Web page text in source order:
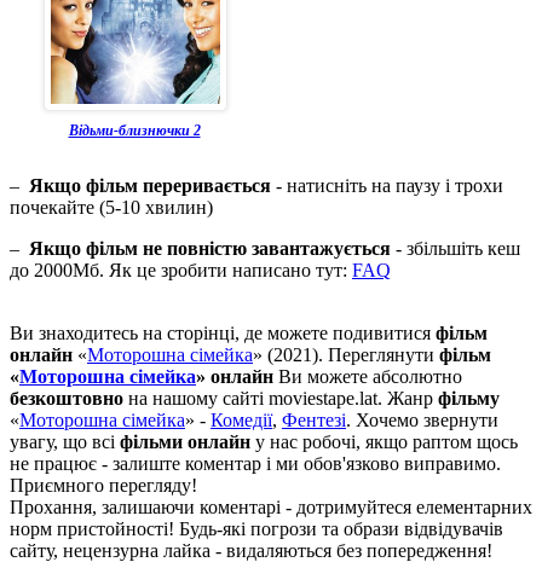
Відьми-близнючки 2
– Якщо фільм переривається - натисніть на паузу і трохи
почекайте (5-10 хвилин)
– Якщо фільм не повністю завантажується - збільшіть кеш
до 2000Мб. Як це зробити написано тут: FAQ
Ви знаходитесь на сторінці, де можете подивитися фільм
онлайн «Моторошна сімейка» (2021). Переглянути фільм
«Моторошна сімейка» онлайн Ви можете абсолютно
безкоштовно на нашому сайті moviestape.lat. Жанр фільму
«Моторошна сімейка» - Комедії, Фентезі. Хочемо звернути
увагу, що всі фільми онлайн у нас робочі, якщо раптом щось
не працює - залиште коментар і ми обов'язково виправимо.
Приємного перегляду!
Прохання, залишаючи коментарі - дотримуйтеся елементарних
норм пристойності! Будь-які погрози та образи відвідувачів
сайту, нецензурна лайка - видаляються без попередження!